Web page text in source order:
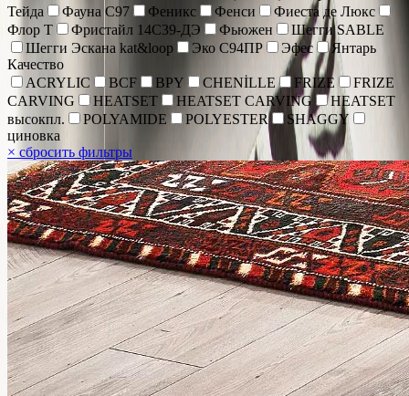
Тейда
Фауна С97 Феникс Фенси
Фиеста де Люкс
Флор Т
Фристайл 14С39-ДЭ Фьюжен
Шегги SABLE
Шегги Эскана kat&loop
Эко С94ПР Эфес
Янтарь
Качество
ACRYLIC
BCF BPY CHENİLLE FRIZE
FRIZE
CARVING
HEATSET HEATSET CARVING
HEATSET
высокпл.
POLYAMIDE POLYESTER
SHAGGY
циновка
× сбросить фильтры